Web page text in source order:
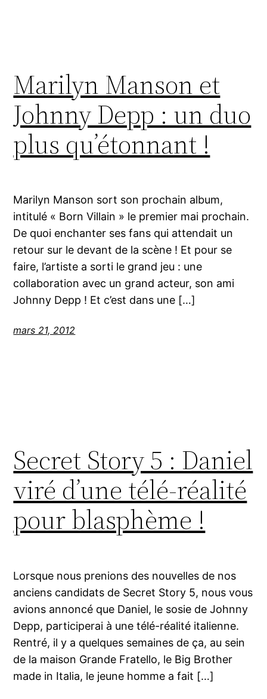
Marilyn Manson et
Johnny Depp : un duo
plus qu’étonnant !
Marilyn Manson sort son prochain album,
intitulé « Born Villain » le premier mai prochain.
De quoi enchanter ses fans qui attendait un
retour sur le devant de la scène ! Et pour se
faire, l’artiste a sorti le grand jeu : une
collaboration avec un grand acteur, son ami
Johnny Depp ! Et c’est dans une […]
mars 21, 2012
Secret Story 5 : Daniel
viré d’une télé-réalité
pour blasphème !
Lorsque nous prenions des nouvelles de nos
anciens candidats de Secret Story 5, nous vous
avions annoncé que Daniel, le sosie de Johnny
Depp, participerai à une télé-réalité italienne.
Rentré, il y a quelques semaines de ça, au sein
de la maison Grande Fratello, le Big Brother
made in Italia, le jeune homme a fait […]